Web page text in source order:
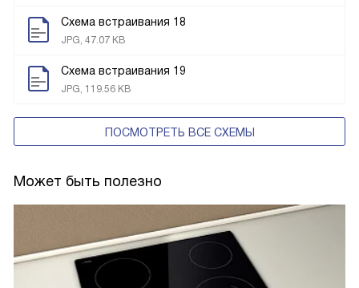
Схема встраивания 18
JPG, 47.07 KB
Схема встраивания 19
JPG, 119.56 KB
ПОСМОТРЕТЬ ВСЕ СХЕМЫ
Может быть полезно